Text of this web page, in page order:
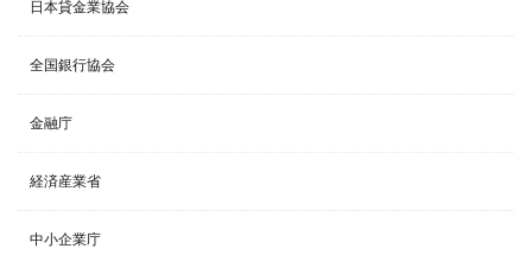
日本貸金業協会
全国銀行協会
金融庁
経済産業省
中小企業庁